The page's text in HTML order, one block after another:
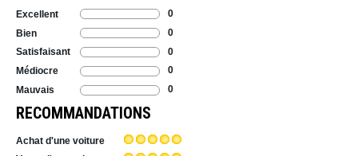
Excellent
0
Bien
0
Satisfaisant
0
Médiocre
0
Mauvais
0
RECOMMANDATIONS
Achat d'une voiture